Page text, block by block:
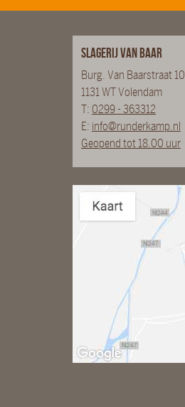
Slagerij van Baar
Burg. Van Baarstraat 10
1131 WT Volendam
T: 0299 - 363312
E: info@runderkamp.nl
Geopend tot 18.00 uur